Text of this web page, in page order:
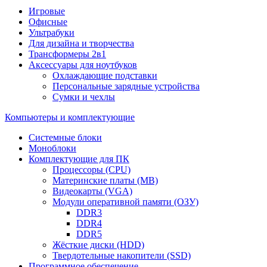
Игровые
Офисные
Ультрабуки
Для дизайна и творчества
Трансформеры 2в1
Аксессуары для ноутбуков
Охлаждающие подставки
Персональные зарядные устройства
Сумки и чехлы
Компьютеры и комплектующие
Системные блоки
Моноблоки
Комплектующие для ПК
Процессоры (CPU)
Материнские платы (MB)
Видеокарты (VGA)
Модули оперативной памяти (ОЗУ)
DDR3
DDR4
DDR5
Жёсткие диски (HDD)
Твердотельные накопители (SSD)